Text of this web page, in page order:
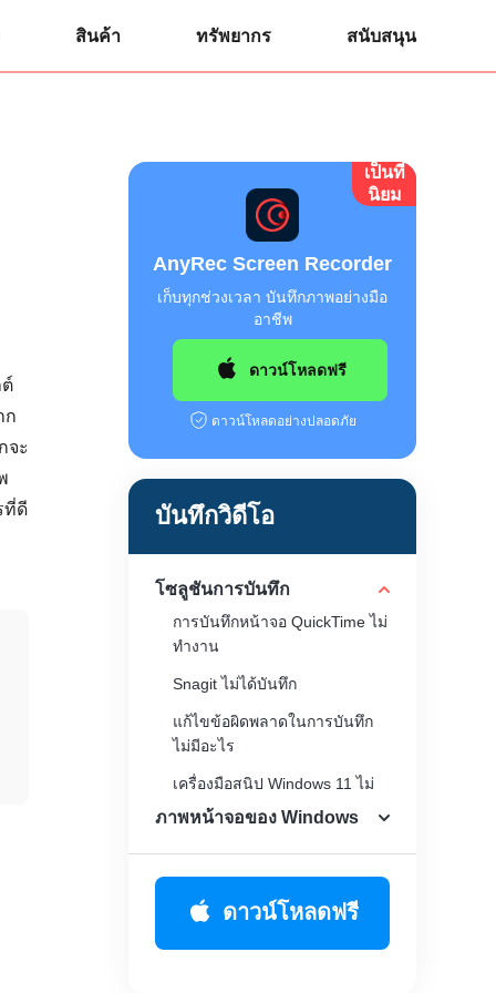
สินค้า ทรัพยากร สนับสนุน
เป็นที่
นิยม
AnyRec Screen Recorder
เก็บทุกช่วงเวลา บันทึกภาพอย่างมือ
อาชีพ
ดาวน์โหลดฟรี
ดาวน์โหลดอย่างปลอดภัย
บันทึกวิดีโอ
โซลูชันการบันทึก
การบันทึกหน้าจอ QuickTime ไม่
ทำงาน
Snagit ไม่ได้บันทึก
แก้ไขข้อผิดพลาดในการบันทึก
ไม่มีอะไร
เครื่องมือสนิป Windows 11 ไม่
ทำงาน
ภาพหน้าจอของ Windows
ดาวน์โหลดฟรี
ก
จะ
ที่ดี